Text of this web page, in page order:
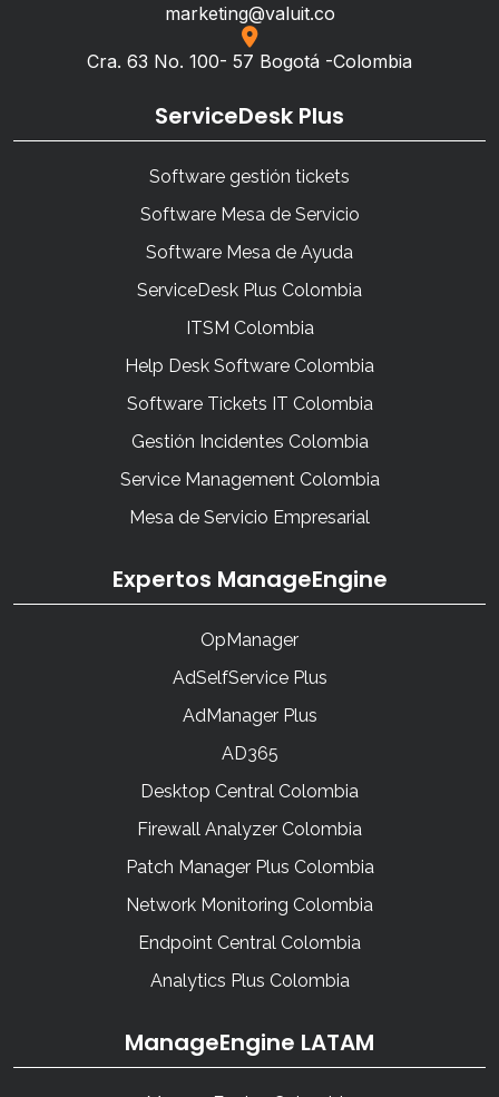
marketing@valuit.co
Cra. 63 No. 100- 57 Bogotá -Colombia
ServiceDesk Plus
Software gestión tickets
Software Mesa de Servicio
Software Mesa de Ayuda
ServiceDesk Plus Colombia
ITSM Colombia
Help Desk Software Colombia
Software Tickets IT Colombia
Gestión Incidentes Colombia
Service Management Colombia
Mesa de Servicio Empresarial
Expertos ManageEngine
OpManager
AdSelfService Plus
AdManager Plus
AD365
Desktop Central Colombia
Firewall Analyzer Colombia
Patch Manager Plus Colombia
Network Monitoring Colombia
Endpoint Central Colombia
Analytics Plus Colombia
ManageEngine LATAM